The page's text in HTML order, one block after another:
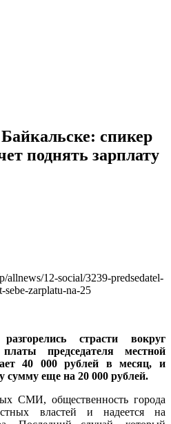
спикер
поднять зарплату
12-social/3239-predsedatel-
zarplatu-na-25
страсти вокруг
председателя местной
40 000 рублей в месяц, и
сумму еще на 20 000 рублей.
СМИ, общественность города
властей и надеется на